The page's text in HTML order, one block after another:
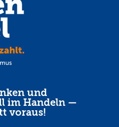
und
im Handeln —
voraus!